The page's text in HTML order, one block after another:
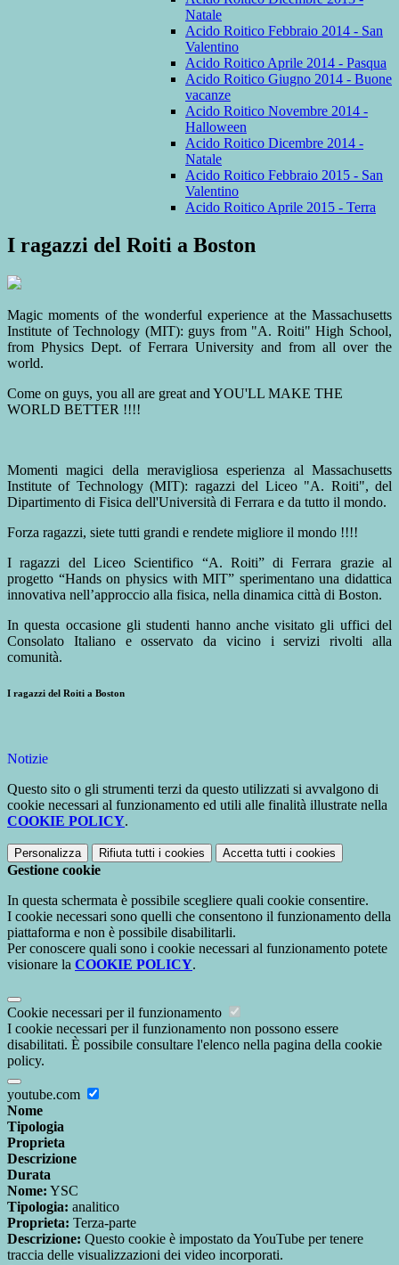
Natale
Acido Roitico Febbraio 2014 - San
Valentino
Acido Roitico Aprile 2014 - Pasqua
Acido Roitico Giugno 2014 - Buone
vacanze
Acido Roitico Novembre 2014 -
Halloween
Acido Roitico Dicembre 2014 -
Natale
Acido Roitico Febbraio 2015 - San
Valentino
Acido Roitico Aprile 2015 - Terra
I ragazzi del Roiti a Boston
Magic moments of the wonderful experience at the Massachusetts
Institute of Technology (MIT): guys from "A. Roiti" High School,
from Physics Dept. of Ferrara University and from all over the
world.
Come on guys, you all are great and YOU'LL MAKE THE
WORLD BETTER !!!!
Momenti magici della meravigliosa esperienza al Massachusetts
Institute of Technology (MIT): ragazzi del Liceo "A. Roiti", del
Dipartimento di Fisica dell'Università di Ferrara e da tutto il mondo.
Forza ragazzi, siete tutti grandi e rendete migliore il mondo !!!!
I ragazzi del Liceo Scientifico “A. Roiti” di Ferrara grazie al
progetto “Hands on physics with MIT” sperimentano una didattica
innovativa nell’approccio alla fisica, nella dinamica città di Boston.
In questa occasione gli studenti hanno anche visitato gli uffici del
Consolato Italiano e osservato da vicino i servizi rivolti alla
comunità.
I ragazzi del Roiti a Boston
Notizie
Questo sito o gli strumenti terzi da questo utilizzati si avvalgono di
cookie necessari al funzionamento ed utili alle finalità illustrate nella
COOKIE POLICY.
Personalizza Rifiuta tutti i cookies Accetta tutti i cookies
Gestione cookie
In questa schermata è possibile scegliere quali cookie consentire.
I cookie necessari sono quelli che consentono il funzionamento della
piattaforma e non è possibile disabilitarli.
Per conoscere quali sono i cookie necessari al funzionamento potete
visionare la COOKIE POLICY.
Cookie necessari per il funzionamento
I cookie necessari per il funzionamento non possono essere
disabilitati. È possibile consultare l'elenco nella pagina della cookie
policy.
youtube.com
Nome
Tipologia
Proprieta
Descrizione
Durata
Nome: YSC
Tipologia: analitico
Proprieta: Terza-parte
Descrizione: Questo cookie è impostato da YouTube per tenere
traccia delle visualizzazioni dei video incorporati.